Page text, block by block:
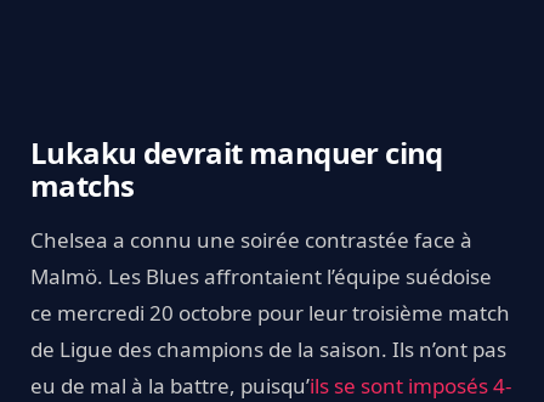
Lukaku devrait manquer cinq
matchs
Chelsea a connu une soirée contrastée face à
Malmö. Les Blues affrontaient l’équipe suédoise
ce mercredi 20 octobre pour leur troisième match
de Ligue des champions de la saison. Ils n’ont pas
eu de mal à la battre, puisqu’ils se sont imposés 4-